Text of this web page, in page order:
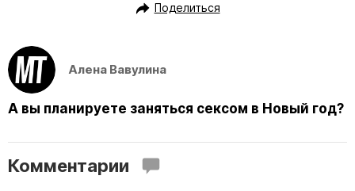
Поделиться
Алена Вавулина
А вы планируете заняться сексом в Новый год?
Комментарии